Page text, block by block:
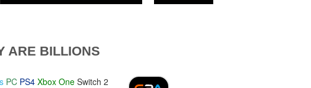
ARE BILLIONS
PC PS4 Xbox One Switch 2